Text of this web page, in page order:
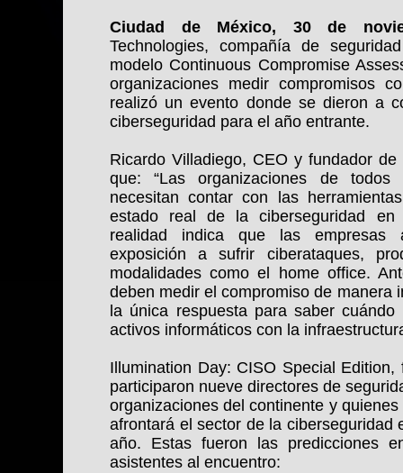
Ciudad de México, 30 de
Technologies, compañía de
modelo Continuous Compromise
organizaciones medir compromisos
realizó un evento donde se dieron a
ciberseguridad para el año entrante.
Ricardo Villadiego, CEO y fundador
que: “Las organizaciones de
necesitan contar con las
estado real de la ciberseguridad
realidad indica que las empresas
exposición a sufrir ciberataques,
modalidades como el home office.
deben medir el compromiso de manera
la única respuesta para saber
activos informáticos con la
Illumination Day: CISO Special
participaron nueve directores de
organizaciones del continente y
afrontará el sector de la ciberseguridad
año. Estas fueron las predicciones
asistentes al encuentro: